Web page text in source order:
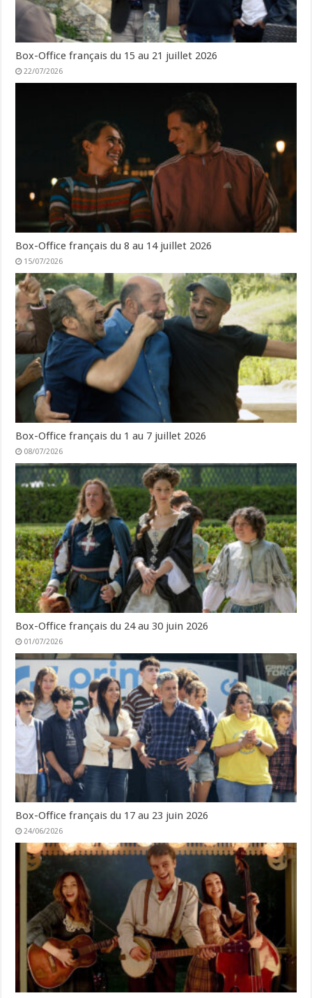
Box-Office français du 15 au 21 juillet 2026
22/07/2026
Box-Office français du 8 au 14 juillet 2026
15/07/2026
Box-Office français du 1 au 7 juillet 2026
08/07/2026
Box-Office français du 24 au 30 juin 2026
01/07/2026
Box-Office français du 17 au 23 juin 2026
24/06/2026